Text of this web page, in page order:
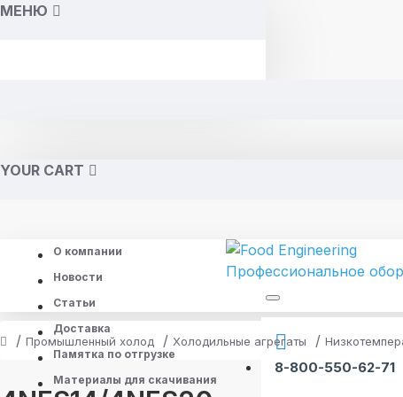
МЕНЮ
YOUR CART
О компании
Новости
Статьи
Доставка
Памятка по отгрузке
Материалы для скачивания
8-800-550-62-71
Промышленный холод Холодильные агрегаты